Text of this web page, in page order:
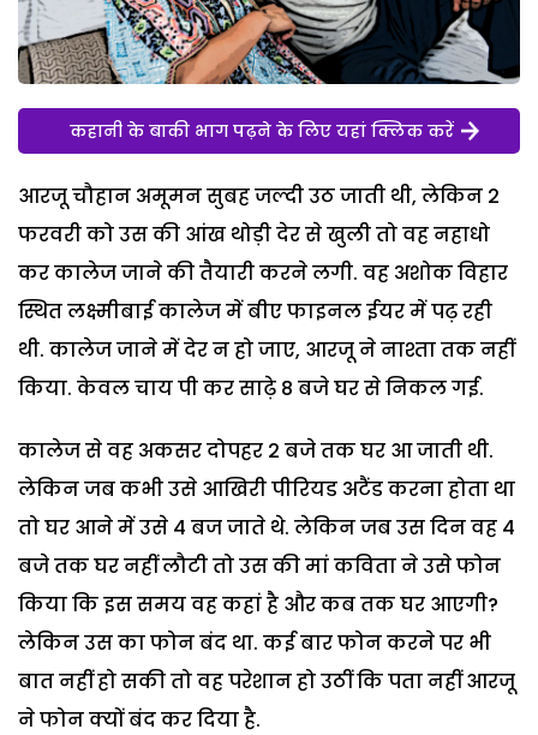
कहानी के बाकी भाग पढ़ने के लिए यहां क्लिक करें
आरजू चौहान अमूमन सुबह जल्दी उठ जाती थी, लेकिन 2
फरवरी को उस की आंख थोड़ी देर से खुली तो वह नहाधो
कर कालेज जाने की तैयारी करने लगी. वह अशोक विहार
स्थित लक्ष्मीबाई कालेज में बीए फाइनल ईयर में पढ़ रही
थी. कालेज जाने में देर न हो जाए, आरजू ने नाश्ता तक नहीं
किया. केवल चाय पी कर साढ़े 8 बजे घर से निकल गई.
कालेज से वह अकसर दोपहर 2 बजे तक घर आ जाती थी.
लेकिन जब कभी उसे आखिरी पीरियड अटैंड करना होता था
तो घर आने में उसे 4 बज जाते थे. लेकिन जब उस दिन वह 4
बजे तक घर नहीं लौटी तो उस की मां कविता ने उसे फोन
किया कि इस समय वह कहां है और कब तक घर आएगी?
लेकिन उस का फोन बंद था. कई बार फोन करने पर भी
बात नहीं हो सकी तो वह परेशान हो उठीं कि पता नहीं आरजू
ने फोन क्यों बंद कर दिया है.